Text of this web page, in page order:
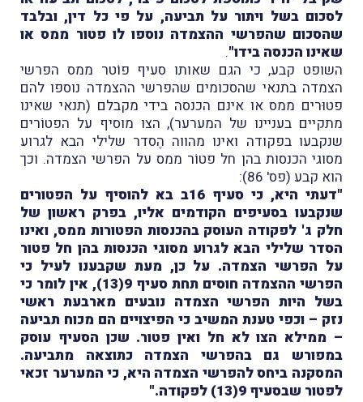
לסכום בשל ויתור על תביעה, על פי כל דין, ובלבד
שהסכום שהפרשי ההצמדה נוספו לו פטור ממס או
שאינו הכנסה בידו".
השופט קבע, כי הגם שאותו סעיף פוֹטר ממס הפרשי
הצמדה בתנאי שהסכומים שהפרשי ההצמדה נוספו להם
פטוּרים ממס או אינם הכנסה בידי מקבלם (תנאי שאינו
מתקיים בעניינו של המערער), הצו מוסיף על הפטוֹרים
שנקבעו בפקודה ואינו מהווה הֶסדר שלילי הבא לגרוע
מסוגי הכנסות בהן חל פטוֹר ממס על הפרשי הצמדה. וכך
הוא קבע (פס' 86):
"דעתי היא, כי סעיף 16ב בא להוסיף על הפטורים
שנקבעו בסעיפים הקודמים אליו, בפרק ראשון של
חלק ג' לפקודה העוסק בהכנסות הפטורות ממס, ואינו
הסדר שלילי הבא לגרוע מסוגי הכנסות בהן חל פטור
על הפרשי הצמדה. על כן, מעת שקבענו לעיל כי
הפרשי ההצמדה חוסים תחת סעיף 9(13), אין לומר כי
בשל היות הפרשי הצמדה נובעים מארבעת ראשי
נזק – וכפי טענת המשיב כי הפיצויים הם מכוח תביעה
– ממילא הצו לא חל ואין פטור. שכן הסעיף עוסק
במפורש גם בהפרשי הצמדה כתוצאה מתביעה.
המסקנה ביחס להפרשי הצמדה היא, כי המערער זכאי
לפטור שבסעיף 9(13) לפקודה."